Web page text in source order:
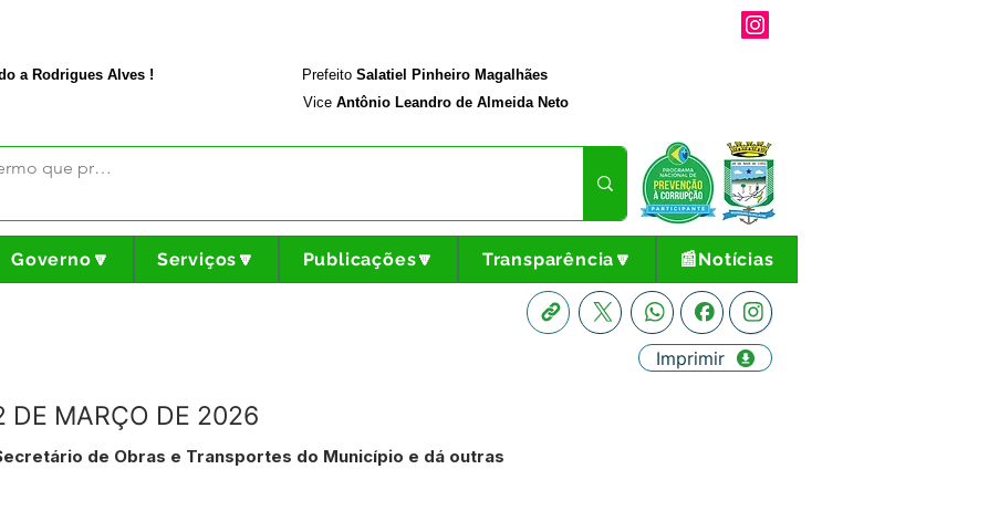
a Rodrigues Alves ! Prefeito Salatiel Pinheiro Magalhães
Vice Antônio Leandro de Almeida Neto
Governo🔽 Serviços🔽 Publicações🔽 Transparência🔽 📰Notícias
DE MARÇO DE 2026
Imprimir
de Obras e Transportes do Município e dá outras